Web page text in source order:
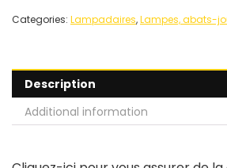
Categories: Lampadaires,Lampes, abats-
Description
Additional information